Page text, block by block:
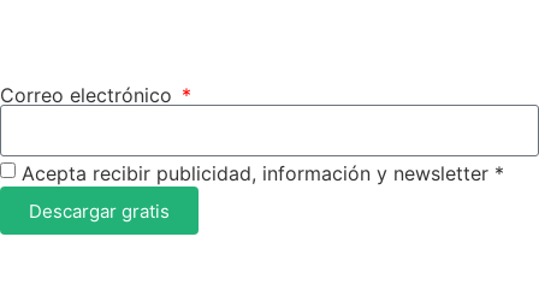
Correo electrónico
Acepta recibir publicidad, información y newsletter *
Descargar gratis